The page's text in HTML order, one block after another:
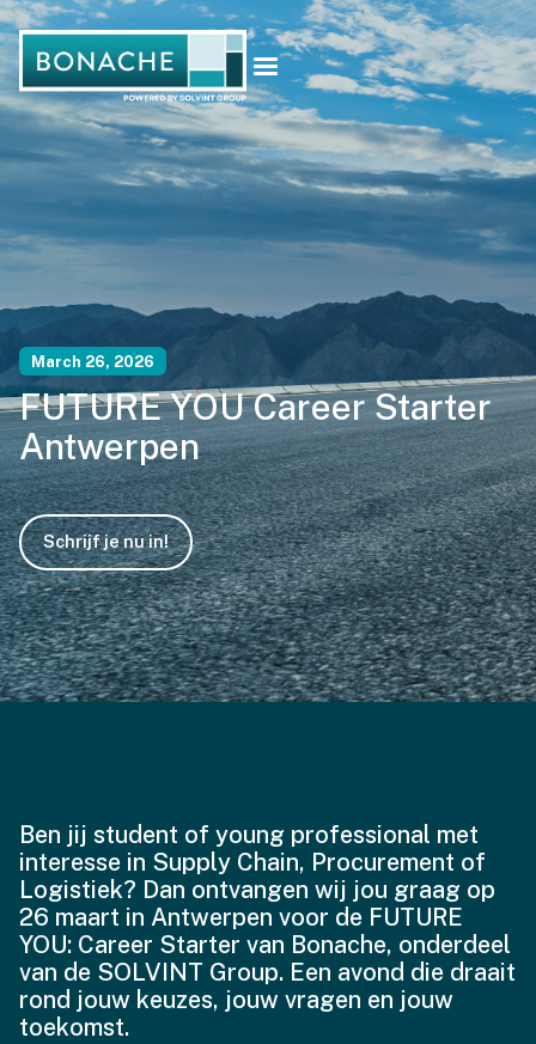
March 26, 2026
FUTURE YOU Career Starter
Antwerpen
Schrijf je nu in!
Ben jij student of young professional met
interesse in Supply Chain, Procurement of
Logistiek? Dan ontvangen wij jou graag op
26 maart in Antwerpen voor de FUTURE
YOU: Career Starter van Bonache, onderdeel
van de SOLVINT Group. Een avond die draait
rond jouw keuzes, jouw vragen en jouw
toekomst.